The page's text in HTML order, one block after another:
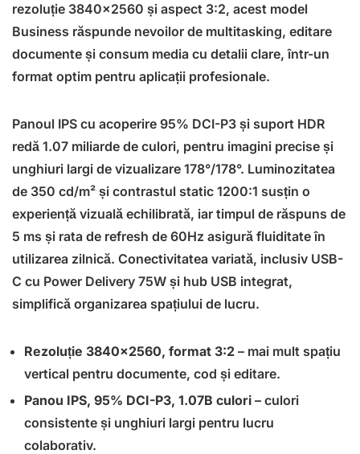
rezoluție 3840×2560 și aspect 3:2, acest model
Business răspunde nevoilor de multitasking, editare
documente și consum media cu detalii clare, într-un
format optim pentru aplicații profesionale.
Panoul IPS cu acoperire 95% DCI-P3 și suport HDR
redă 1.07 miliarde de culori, pentru imagini precise și
unghiuri largi de vizualizare 178°/178°. Luminozitatea
de 350 cd/m² și contrastul static 1200:1 susțin o
experiență vizuală echilibrată, iar timpul de răspuns de
5 ms și rata de refresh de 60Hz asigură fluiditate în
utilizarea zilnică. Conectivitatea variată, inclusiv USB-
C cu Power Delivery 75W și hub USB integrat,
simplifică organizarea spațiului de lucru.
Rezoluție 3840×2560, format 3:2 – mai mult spațiu
vertical pentru documente, cod și editare.
Panou IPS, 95% DCI-P3, 1.07B culori – culori
consistente și unghiuri largi pentru lucru
colaborativ.